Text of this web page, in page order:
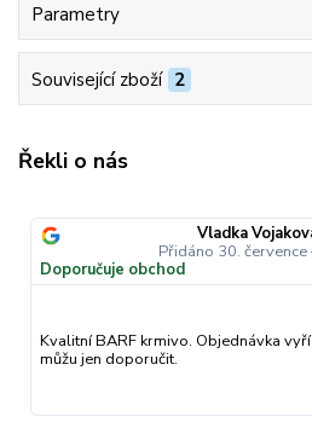
Parametry
Související zboží 2
Řekli o nás
Vladka
Přidáno 30. července·
Doporučuje obchod
Kvalitní BARF krmivo. Objednávka
můžu jen doporučit.